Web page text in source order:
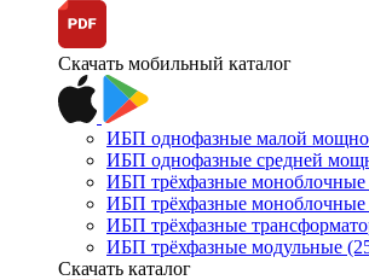
Скачать мобильный каталог
ИБП однофазные малой
ИБП однофазные средней
ИБП трёхфазные
ИБП трёхфазные
ИБП трёхфазные
ИБП трёхфазные модульные
Скачать каталог